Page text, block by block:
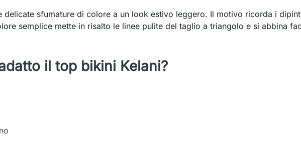
delicate sfumature di colore a un look estivo leggero. Il motivo ricorda i
semplice mette in risalto le linee pulite del taglio a triangolo e si abbina
il top bikini Kelani?